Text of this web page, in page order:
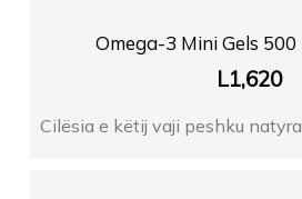
Omega-3 Mini Gels
L1,620
Cilësia e këtij vaji peshku